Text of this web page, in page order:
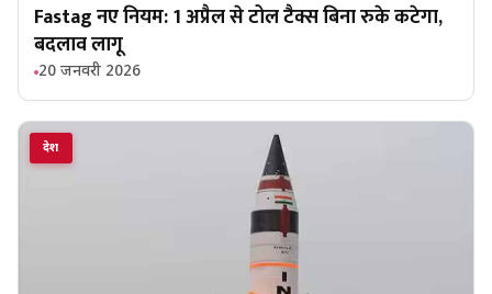
Fastag नए नियम: 1 अप्रैल से टोल टैक्स बिना रुके कटेगा,
बदलाव लागू
20 जनवरी 2026
देश